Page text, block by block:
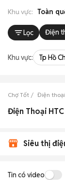
Khu vực: Toàn
Lọc Điện
Khu vực: Tp Hồ
Chợ Tốt Điện thoại
Siêu thị
Tin có video